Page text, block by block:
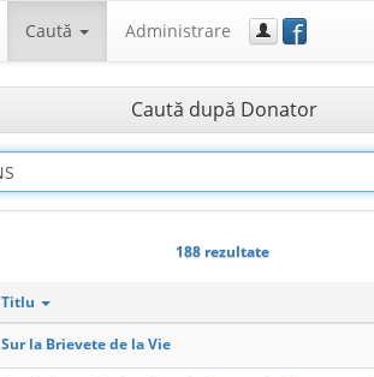
Caută Administrare f
Caută după Donator
188 rezultate
Titlu
Sur la Brievete de la Vie